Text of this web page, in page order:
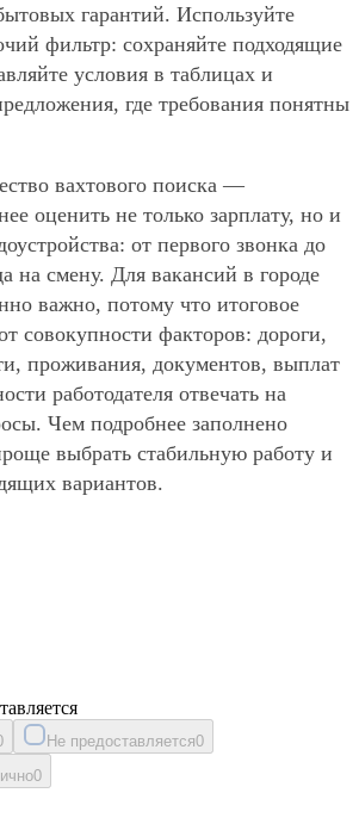
гарантий. Используйте
фильтр: сохраняйте подходящие
условия в таблицах и
где требования понятны
вахтового поиска —
оценить не только зарплату, но и
от первого звонка до
на смену. Для вакансий в городе
важно, потому что итоговое
совокупности факторов: дороги,
проживания, документов, выплат
работодателя отвечать на
Чем подробнее заполнено
выбрать стабильную работу и
вариантов.
Не предоставляется0
0